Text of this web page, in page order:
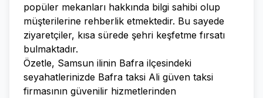
popüler mekanları hakkında bilgi sahibi olup
müşterilerine rehberlik etmektedir. Bu sayede
ziyaretçiler, kısa sürede şehri keşfetme fırsatı
bulmaktadır.
Özetle, Samsun ilinin Bafra ilçesindeki
seyahatlerinizde Bafra taksi Ali güven taksi
firmasının güvenilir hizmetlerinden